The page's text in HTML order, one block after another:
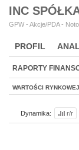
INC
GPW - Akcje/PDA -
PROFIL
BR LAB
RAPORTY
WARTOŚCI RYNKOWEJ
Dynamika: r/r